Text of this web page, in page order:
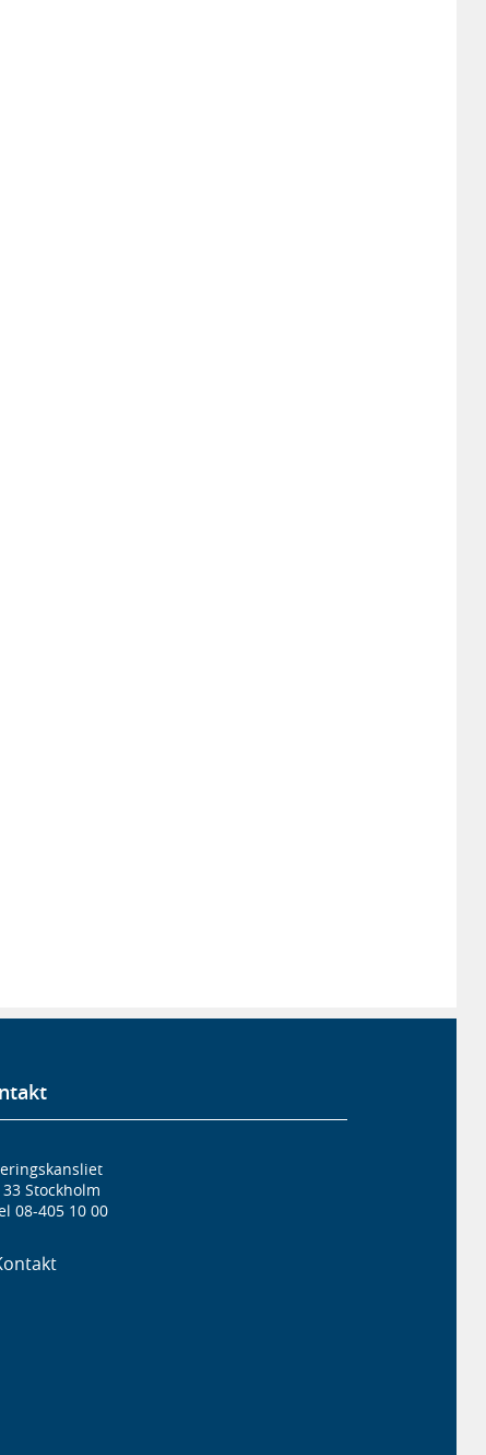
33 Stockholm
08-405 10 00